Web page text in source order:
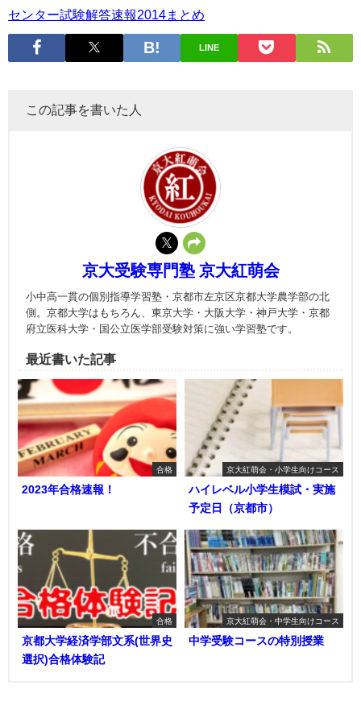
センター試験解答速報2014まとめ
LINE
この記事を書いた人
京大受験専門塾 京大紅萌会
小中高一貫の個別指導学習塾・京都市左京区京都大学農学部の北
側。京都大学はもちろん、東京大学・大阪大学・神戸大学・京都
府立医科大学・国公立医学部受験対策に強い学習塾です。
最近書いた記事
合格
2023年合格速報！
京大紅萌会・小学生向けコース
ハイレベル小学生模試・実施
予定日（京都市）
合格
京都大学経済学部文系(世界史
選択)合格体験記
京大紅萌会・中学生向けコース
中学受験コースの特別授業